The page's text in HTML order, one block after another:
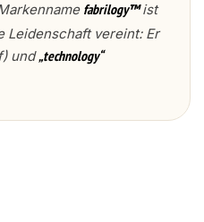
fabrilogy™ist
Leidenschaft vereint: Er
und„technology“